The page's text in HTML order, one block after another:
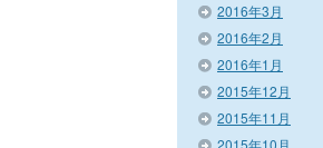
2016年3月
2016年2月
2016年1月
2015年12月
2015年11月
2015年10月